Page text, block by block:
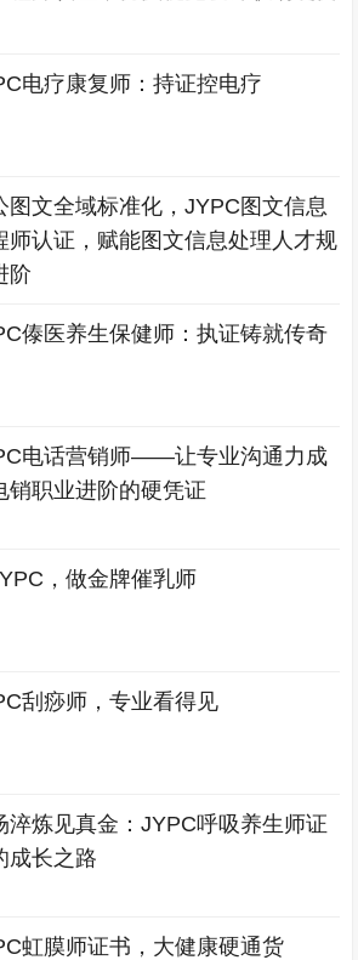
电疗康复师：持证控电疗
图文全域标准化，JYPC图文信息
师认证，赋能图文信息处理人才规
阶
傣医养生保健师：执证铸就传奇
电话营销师——让专业沟通力成
销职业进阶的硬凭证
，做金牌催乳师
刮痧师，专业看得见
淬炼见真金：JYPC呼吸养生师证
成长之路
虹膜师证书，大健康硬通货